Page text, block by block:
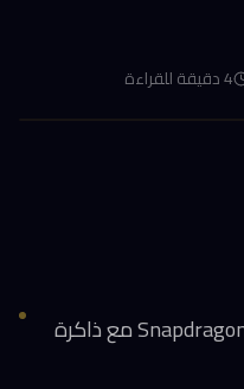
4دقيقة للقراءة
الهاتف سيعمل بمعالج Snapdragon 6 Gen 3 مع ذاكرة